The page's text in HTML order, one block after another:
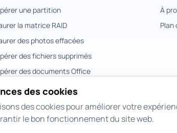
une partition
la matrice RAID
des photos effacées
des fichiers supprimés
des documents Office
À
Plan
des cookies
des cookies pour améliorer votre
le bon fonctionnement du site web.